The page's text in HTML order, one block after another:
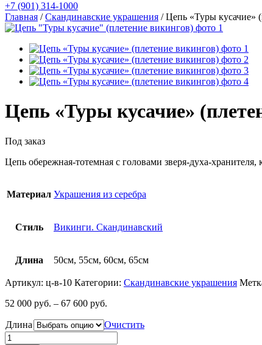
+7 (901) 314-1000
Главная /Cкандинавские украшения / Цепь «Туры кусачие»
Цепь «Туры кусачие»
Под заказ
Цепь обережная-тотемная с головами зверя-духа-
Материал Украшения из серебра
Стиль Викинги. Скандинавский
Длина 50см, 55см, 60см, 65см
Артикул: ц-в-10 Категории: Cкандинавские украшения
52 000 руб. – 67 600 руб.
Длина Очистить